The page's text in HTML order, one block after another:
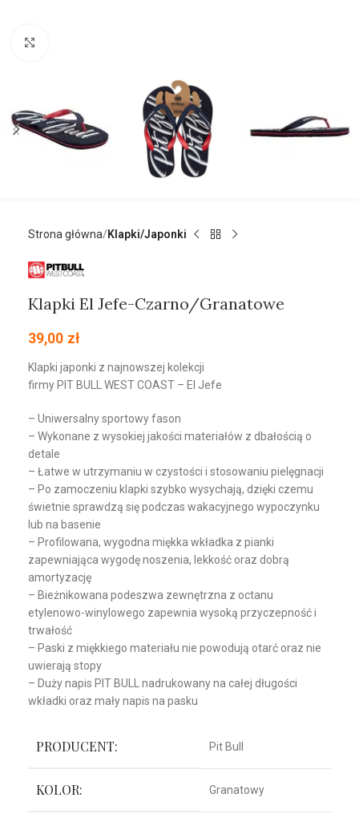
Strona główna Klapki/Japonki
Klapki El Jefe-Czarno/Granatowe
39,00 zł
Klapki japonki z najnowszej kolekcji
firmy PIT BULL WESTCOAST – El Jefe
– Uniwersalny sportowy fason
– Wykonane z wysokiej jakości materiałów z dbałością o
detale
– Łatwe w utrzymaniu w czystości i stosowaniu pielęgnacji
– Po zamoczeniu klapki szybko wysychają, dzięki czemu
świetnie sprawdzą się podczas wakacyjnego wypoczynku
lub na basenie
– Profilowana, wygodna miękka wkładka z pianki
zapewniająca wygodę noszenia, lekkość oraz dobrą
amortyzację
– Bieżnikowana podeszwa zewnętrzna z octanu
etylenowo-winylowego zapewnia wysoką przyczepność i
trwałość
– Paski z miękkiego materiału nie powodują otarć oraz nie
uwierają stopy
– Duży napis PIT BULL
nadrukowany na całej długości
wkładki oraz mały napis na pasku
PRODUCENT: Pit Bull
KOLOR: Granatowy